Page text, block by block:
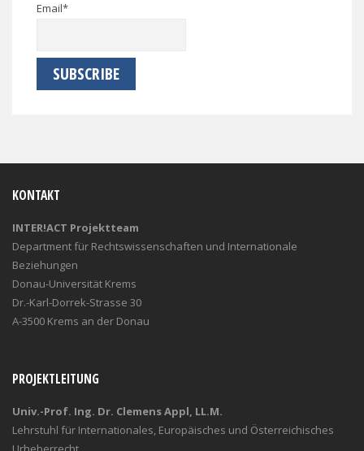
Email*
KONTAKT
INTER!ACT Projektteam
Department für Rechtswissenschaften und Internationale
Beziehungen
Donau-Universität Krems
Dr.-Karl-Dorrek-Strasse 30
A-3500 Krems an der Donau
PROJEKTLEITUNG
Univ.-Prof. Ing. Dr. Clemens Appl, LL.M.
Lehrstuhl für Internationales, Europäisches und Österreichisches